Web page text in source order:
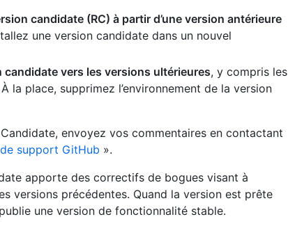
candidate (RC) à partir d’une version antérieure
une version candidate dans un nouvel
vers les versions ultérieures, y compris les
la place, supprimez l’environnement de la version
envoyez vos commentaires en contactant
support GitHub ».
apporte des correctifs de bogues visant à
versions précédentes. Quand la version est prête
une version de fonctionnalité stable.